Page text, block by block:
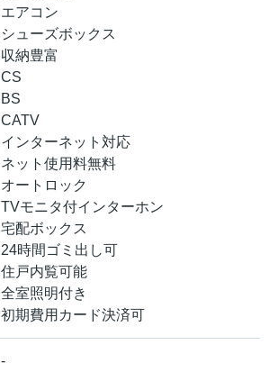
エアコン
シューズボックス
収納豊富
CS
BS
CATV
インターネット対応
ネット使用料無料
オートロック
TVモニタ付インターホン
宅配ボックス
24時間ゴミ出し可
住戸内覧可能
全室照明付き
初期費用カード決済可
-